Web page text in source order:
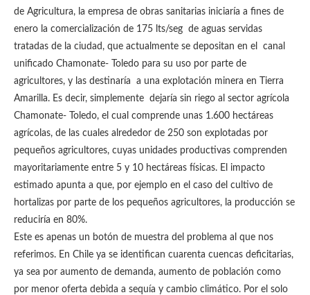
de Agricultura, la empresa de obras sanitarias iniciaría a fines de
enero la comercialización de 175 lts/seg de aguas servidas
tratadas de la ciudad, que actualmente se depositan en el canal
unificado Chamonate- Toledo para su uso por parte de
agricultores, y las destinaría a una explotación minera en Tierra
Amarilla. Es decir, simplemente dejaría sin riego al sector agrícola
Chamonate- Toledo, el cual comprende unas 1.600 hectáreas
agrícolas, de las cuales alrededor de 250 son explotadas por
pequeños agricultores, cuyas unidades productivas comprenden
mayoritariamente entre 5 y 10 hectáreas físicas. El impacto
estimado apunta a que, por ejemplo en el caso del cultivo de
hortalizas por parte de los pequeños agricultores, la producción se
reduciría en 80%.
Este es apenas un botón de muestra del problema al que nos
referimos. En Chile ya se identifican cuarenta cuencas deficitarias,
ya sea por aumento de demanda, aumento de población como
por menor oferta debida a sequía y cambio climático. Por el solo